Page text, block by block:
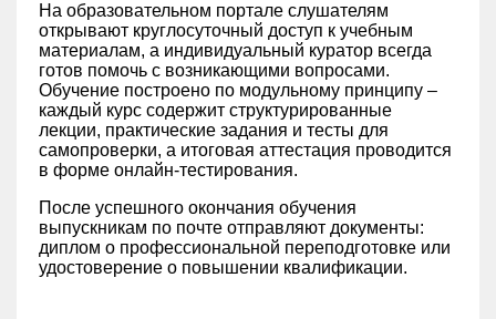
На образовательном портале слушателям
открывают круглосуточный доступ к учебным
материалам, а индивидуальный куратор всегда
готов помочь с возникающими вопросами.
Обучение построено по модульному принципу –
каждый курс содержит структурированные
лекции, практические задания и тесты для
самопроверки, а итоговая аттестация проводится
в форме онлайн-тестирования.
После успешного окончания обучения
выпускникам по почте отправляют документы:
диплом о профессиональной переподготовке или
удостоверение о повышении квалификации.